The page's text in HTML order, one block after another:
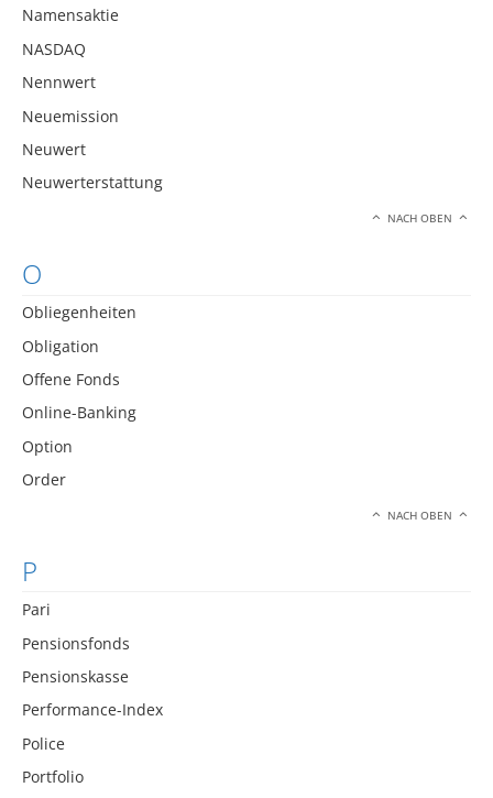
Namensaktie
NASDAQ
Nennwert
Neuemission
Neuwert
Neuwerterstattung
NACH OBEN
O
Obliegenheiten
Obligation
Offene Fonds
Online-Banking
Option
Order
NACH OBEN
P
Pari
Pensionsfonds
Pensionskasse
Performance-Index
Police
Portfolio